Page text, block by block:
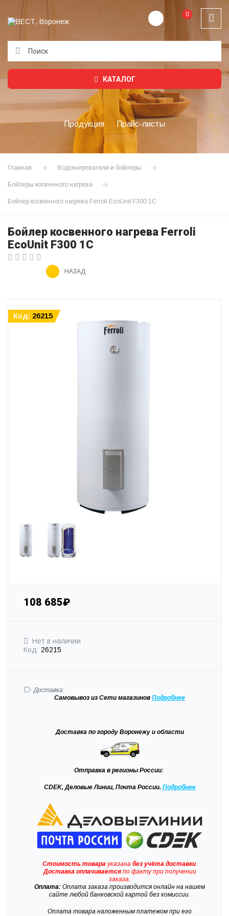
0
КАТАЛОГ
Продукция Прайс-листы
Главная Водонагреватели и бойлеры
Бойлеры косвенного нагрева
Бойлер косвенного нагрева Ferroli EcoUnit F300 1C
Бойлер косвенного нагрева Ferroli
EcoUnit F300 1C
НАЗАД
Код: 26215
108 685₽
Нет в наличии
Код: 26215
Доставка:
Самовывоз из Сети магазинов Подробнее
Доставка по городу Воронежу и области
Отправка в регионы России:
CDEK, Деловые Линии, Почта России. Подробнее
Стоимость товарауказана без учёта доставки.
Доставкаоплачиваетсяпо факту при получении
заказа.
Оплата: Оплата заказа производится онлайн на нашем
сайте любой банковской картой без комиссии.
Оплата товара наложенным платежом при его